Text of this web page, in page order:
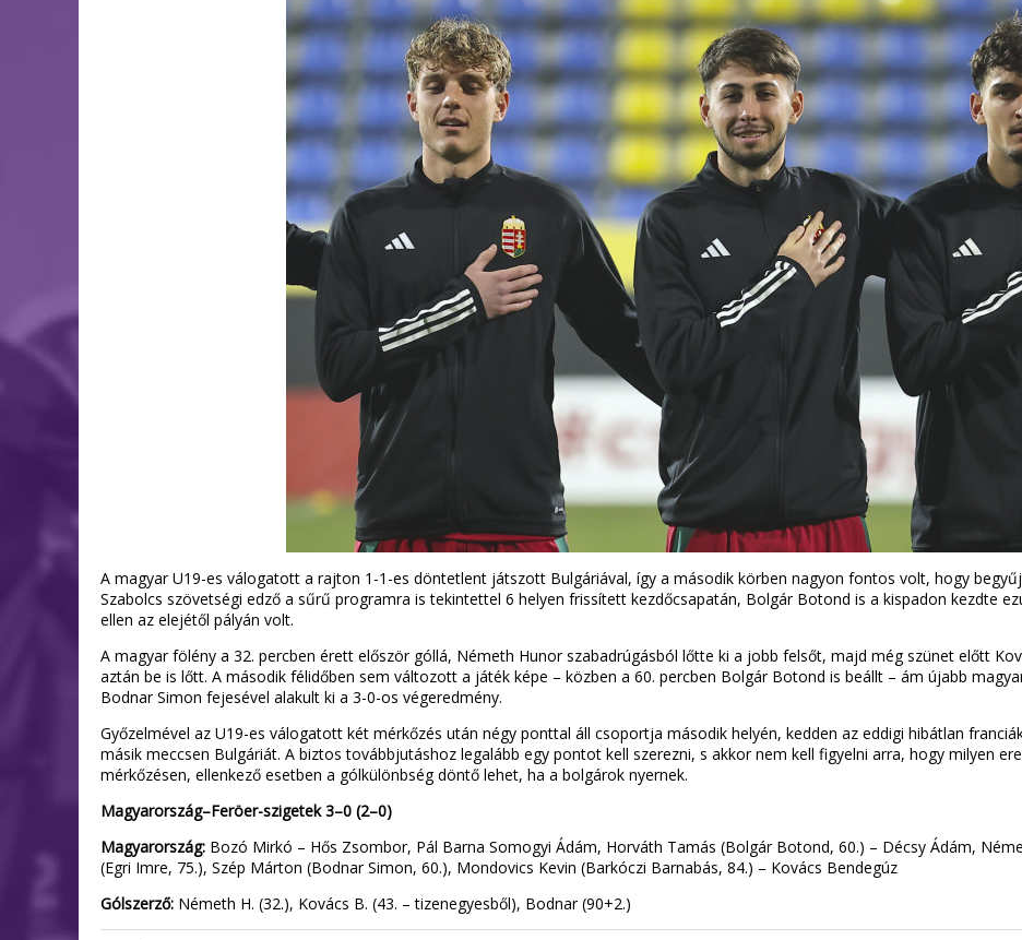
A magyar U19-es válogatott a rajton 1-1-es döntetlent játszott Bulgáriával, így a második körben nagyon fontos volt, hogy
Szabolcs szövetségi edző a sűrű programra is tekintettel 6 helyen frissített kezdőcsapatán, Bolgár Botond is a kispadon kezdte
ellen az elejétől pályán volt.
A magyar fölény a 32. percben érett először góllá, Németh Hunor szabadrúgásból lőtte ki a jobb felsőt, majd még szünet előtt
aztán be is lőtt. A második félidőben sem változott a játék képe – közben a 60. percben Bolgár Botond is beállt – ám újabb
Bodnar Simon fejesével alakult ki a 3-0-os végeredmény.
Győzelmével az U19-es válogatott két mérkőzés után négy ponttal áll csoportja második helyén, kedden az eddigi hibátlan
másik meccsen Bulgáriát. A biztos továbbjutáshoz legalább egy pontot kell szerezni, s akkor nem kell figyelni arra, hogy milyen
mérkőzésen, ellenkező esetben a gólkülönbség döntő lehet, ha a bolgárok nyernek.
Magyarország–Feröer-szigetek 3–0 (2–0)
Magyarország: Bozó Mirkó – Hős Zsombor, Pál Barna Somogyi Ádám, Horváth Tamás (Bolgár Botond, 60.) – Décsy Ádám,
(Egri Imre, 75.), Szép Márton (Bodnar Simon, 60.), Mondovics Kevin (Barkóczi Barnabás, 84.) – Kovács Bendegúz
Gólszerző: Németh H. (32.), Kovács B. (43. – tizenegyesből), Bodnar (90+2.)